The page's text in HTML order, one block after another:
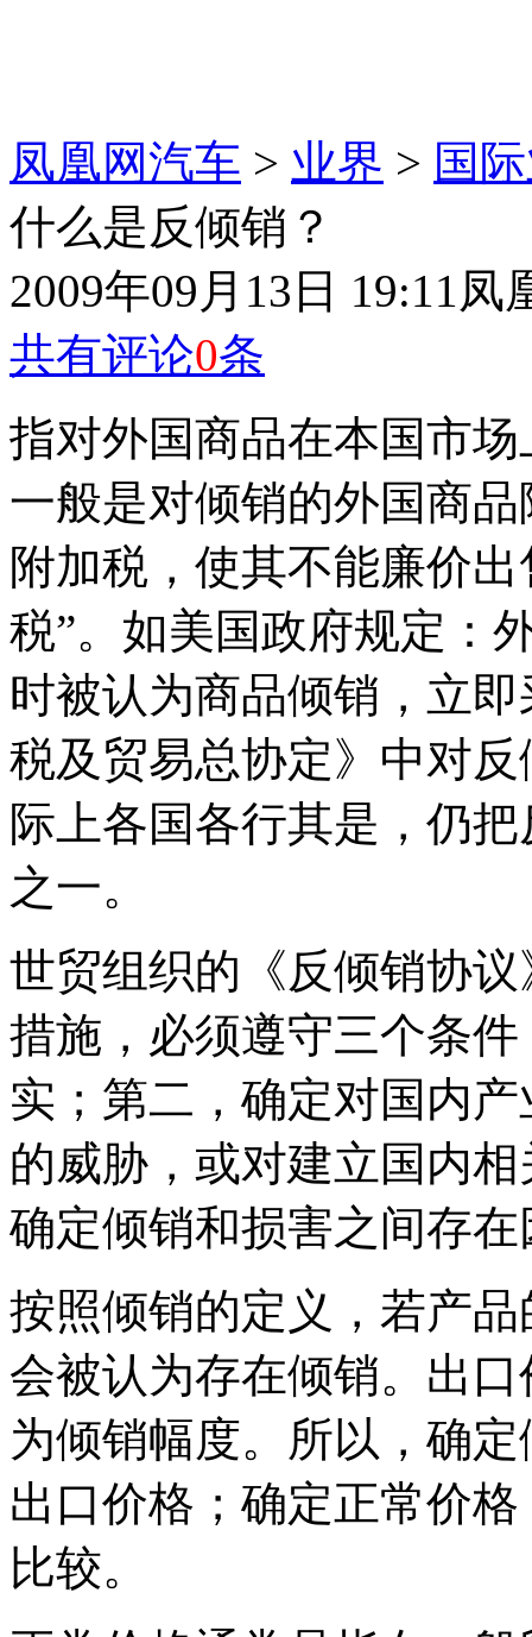
凤凰网汽车 > 业界 > 国
什么是反倾销？
2009年09月13日 19:11凤
共有评论0条
指对外国商品在本国市
一般是对倾销的外国商
附加税，使其不能廉价
税”。如美国政府规定：
时被认为商品倾销，立
税及贸易总协定》中对
际上各国各行其是，仍
之一。
世贸组织的《反倾销协
措施，必须遵守三个条
实；第二，确定对国内
的威胁，或对建立国内
确定倾销和损害之间存
按照倾销的定义，若产
会被认为存在倾销。出
为倾销幅度。所以，确
出口价格；确定正常价
比较。